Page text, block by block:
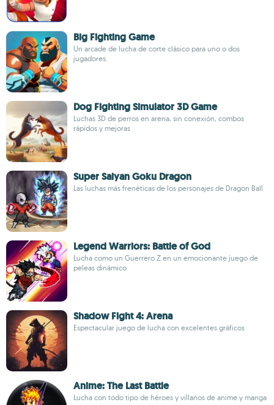
Big Fighting Game
Un arcade de lucha de corte clásico para uno o dos
jugadores.
Dog Fighting Simulator 3D Game
Luchas 3D de perros en arena, sin conexión, combos
rápidos y mejoras
Super Saiyan Goku Dragon
Las luchas más frenéticas de los personajes de Dragon Ball
Legend Warriors: Battle of God
Lucha como un Guerrero Z en un emocionante juego de
peleas dinámico
Shadow Fight 4: Arena
Espectacular juego de lucha con excelentes gráficos
Anime: The Last Battle
Lucha con todo tipo de héroes y villanos de anime y manga